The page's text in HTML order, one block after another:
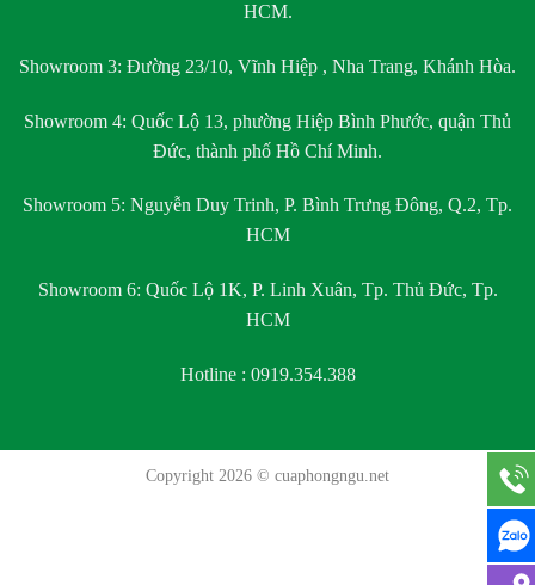
HCM.
Showroom 3: Đường 23/10, Vĩnh Hiệp , Nha Trang, Khánh Hòa.
Showroom 4: Quốc Lộ 13, phường Hiệp Bình Phước, quận Thủ
Đức, thành phố Hồ Chí Minh.
Showroom 5: Nguyễn Duy Trinh, P. Bình Trưng Đông, Q.2, Tp.
HCM
Showroom 6: Quốc Lộ 1K, P. Linh Xuân, Tp. Thủ Đức, Tp.
HCM
Hotline : 0919.354.388
Copyright 2026 © cuaphongngu.net